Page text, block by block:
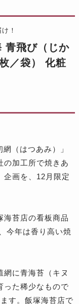
！
青飛び（じか
／袋） 化粧
（はつあみ）」
の加工所で焼きあ
企画を、12月限定
海苔店の看板商品
今年は香り高い焼
網に青海苔（キヌ
った稀少なもので
す。飯塚海苔店で